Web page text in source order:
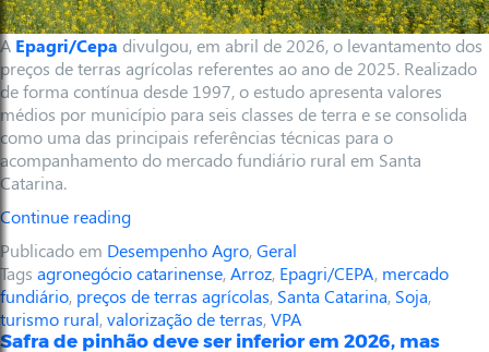
A Epagri/Cepa divulgou, em abril de 2026, o levantamento dos
preços de terras agrícolas referentes ao ano de 2025. Realizado
de forma contínua desde 1997, o estudo apresenta valores
médios por município para seis classes de terra e se consolida
como uma das principais referências técnicas para o
acompanhamento do mercado fundiário rural em Santa
Catarina.
Continue reading
Publicado em Desempenho Agro,Geral
Tags agronegócio catarinense,Arroz, Epagri/CEPA, mercado
fundiário, preços de terras agrícolas, Santa Catarina, Soja,
turismo rural,valorização de terras,VPA
Safra de pinhão deve ser inferior em 2026, mas